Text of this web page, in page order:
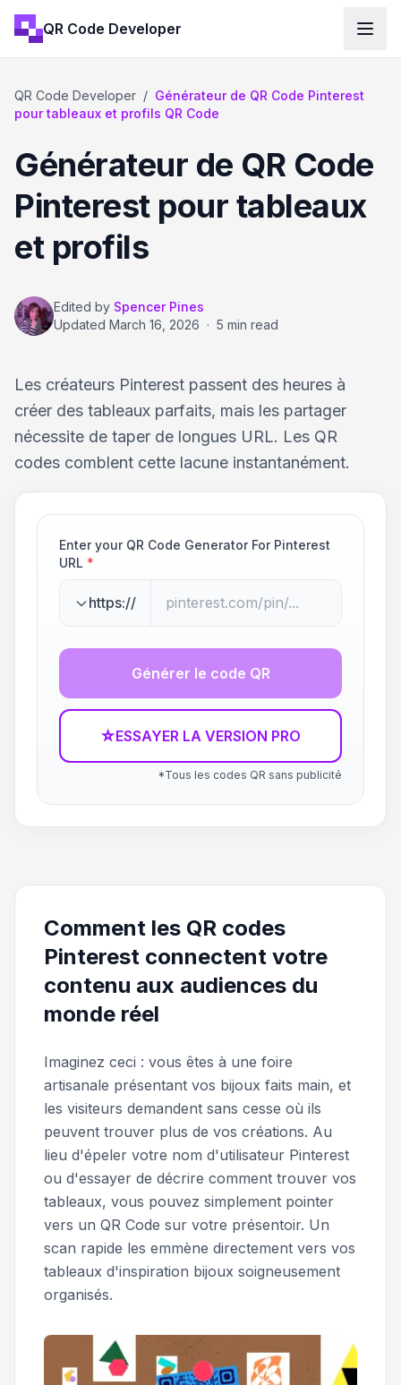
QR Code Developer
QR Code Developer / Générateur de QR Code Pinterest
pour tableaux et profils QR Code
Générateur de QR Code
Pinterest pour tableaux
et profils
Edited by Spencer Pines
Updated March 16, 2026 · 5 min read
Les créateurs Pinterest passent des heures à
créer des tableaux parfaits, mais les partager
nécessite de taper de longues URL. Les QR
codes comblent cette lacune instantanément.
Enter your QR Code Generator For Pinterest
URL *
https://
Générer le code QR
☆ESSAYER LA VERSION PRO
*Tous les codes QR sans publicité
Comment les QR codes
Pinterest connectent votre
contenu aux audiences du
monde réel
Imaginez ceci : vous êtes à une foire
artisanale présentant vos bijoux faits main, et
les visiteurs demandent sans cesse où ils
peuvent trouver plus de vos créations. Au
lieu d'épeler votre nom d'utilisateur Pinterest
ou d'essayer de décrire comment trouver vos
tableaux, vous pouvez simplement pointer
vers un QR Code sur votre présentoir. Un
scan rapide les emmène directement vers vos
tableaux d'inspiration bijoux soigneusement
organisés.